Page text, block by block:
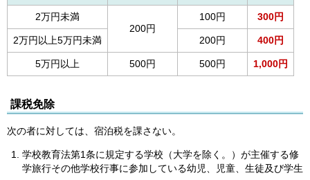
2万円未満
200円
100円 300円
2万円以上5万円未満 200円 400円
5万円以上 500円 500円 1,000円
課税免除
次の者に対しては、宿泊税を課さない。
学校教育法第1条に規定する学校（大学を除く。）が主催する修
学旅行その他学校行事に参加している幼児、児童、生徒及び学生